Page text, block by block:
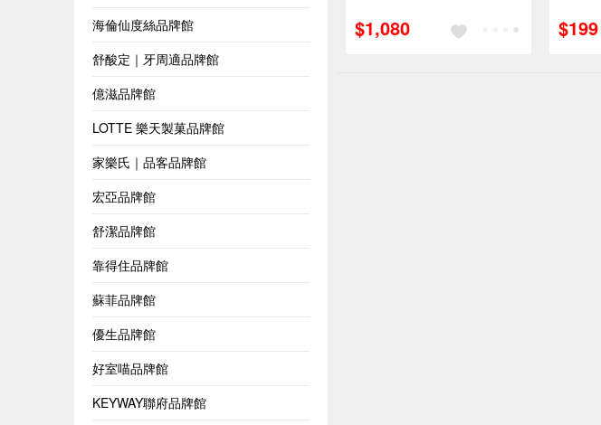
海倫仙度絲品牌館
舒酸定｜牙周適品牌館
億滋品牌館
LOTTE 樂天製菓品牌館
家樂氏｜品客品牌館
宏亞品牌館
舒潔品牌館
靠得住品牌館
蘇菲品牌館
優生品牌館
好室喵品牌館
KEYWAY聯府品牌館
$1,080 $199